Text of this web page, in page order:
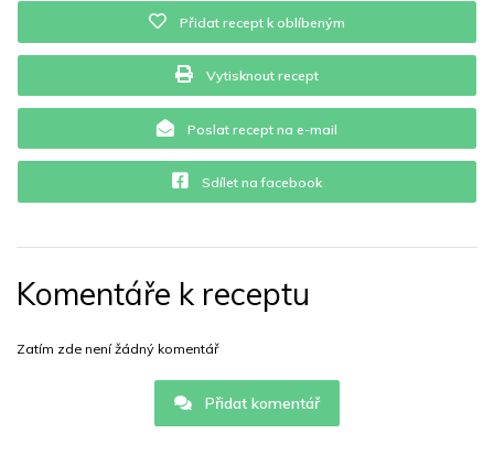
Přidat recept k oblíbeným
Vytisknout recept
Poslat recept na e-mail
Sdílet na facebook
Komentáře k receptu
Zatím zde není žádný komentář
Přidat komentář